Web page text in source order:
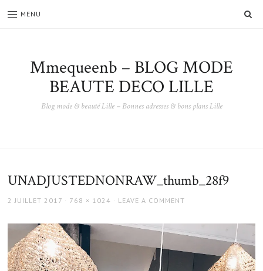
MENU
Mmequeenb – BLOG MODE
BEAUTE DECO LILLE
Blog mode & beauté Lille – Bonnes adresses & bons plans Lille
UNADJUSTEDNONRAW_thumb_28f9
POSTED
2 JUILLET 2017
FULL
768 × 1024 LEAVE A COMMENT